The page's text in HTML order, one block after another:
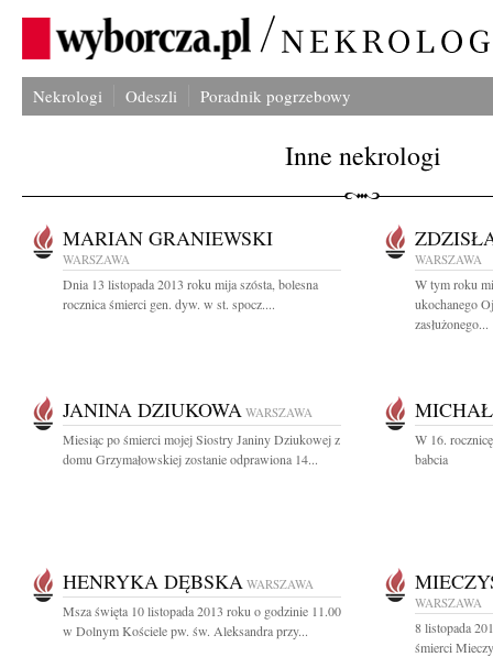
Nekrologi Odeszli Poradnik pogrzebowy
Inne nekrologi
MARIAN GRANIEWSKI
WARSZAWA
Dnia 13 listopada 2013 roku mija szósta, bolesna
rocznica śmierci gen. dyw. w st. spocz....
WARSZAWA
W tym roku
ukochanego
zasłużonego...
JANINA DZIUKOWA WARSZAWA
Miesiąc po śmierci mojej Siostry Janiny Dziukowej z
domu Grzymałowskiej zostanie odprawiona 14...
W 16.
babcia
HENRYKA DĘBSKA WARSZAWA
Msza święta 10 listopada 2013 roku o godzinie 11.00
w Dolnym Kościele pw. św. Aleksandra przy...
WARSZAWA
8 listopada
śmierci